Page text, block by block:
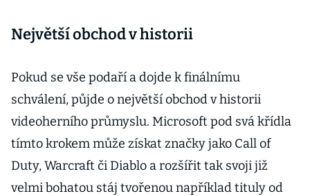
Největší obchod v historii
Pokud se vše podaří a dojde k finálnímu
schválení, půjde o největší obchod v historii
videoherního průmyslu. Microsoft pod svá křídla
tímto krokem může získat značky jako Call of
Duty, Warcraft či Diablo a rozšířit tak svoji již
velmi bohatou stáj tvořenou například tituly od